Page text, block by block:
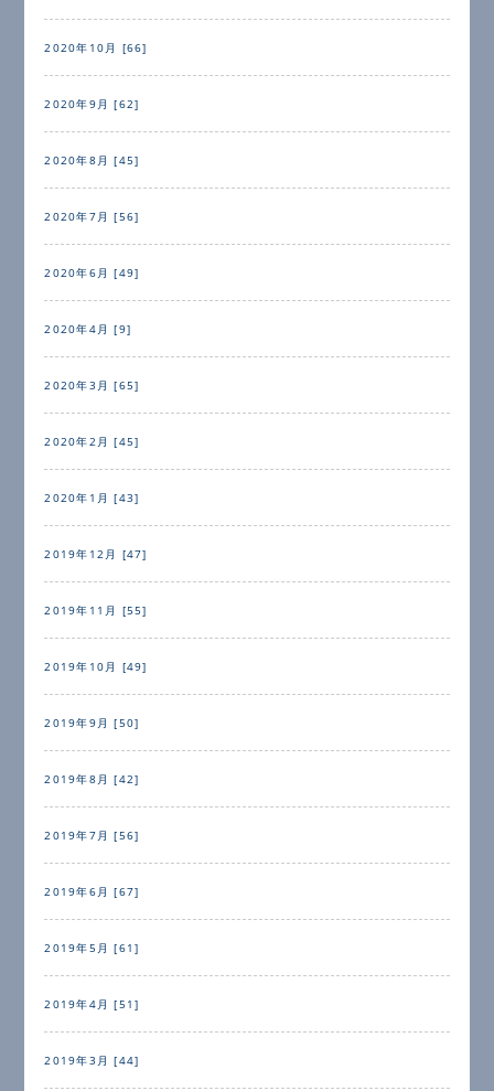
2020年10月 [66]
2020年9月 [62]
2020年8月 [45]
2020年7月 [56]
2020年6月 [49]
2020年4月 [9]
2020年3月 [65]
2020年2月 [45]
2020年1月 [43]
2019年12月 [47]
2019年11月 [55]
2019年10月 [49]
2019年9月 [50]
2019年8月 [42]
2019年7月 [56]
2019年6月 [67]
2019年5月 [61]
2019年4月 [51]
2019年3月 [44]